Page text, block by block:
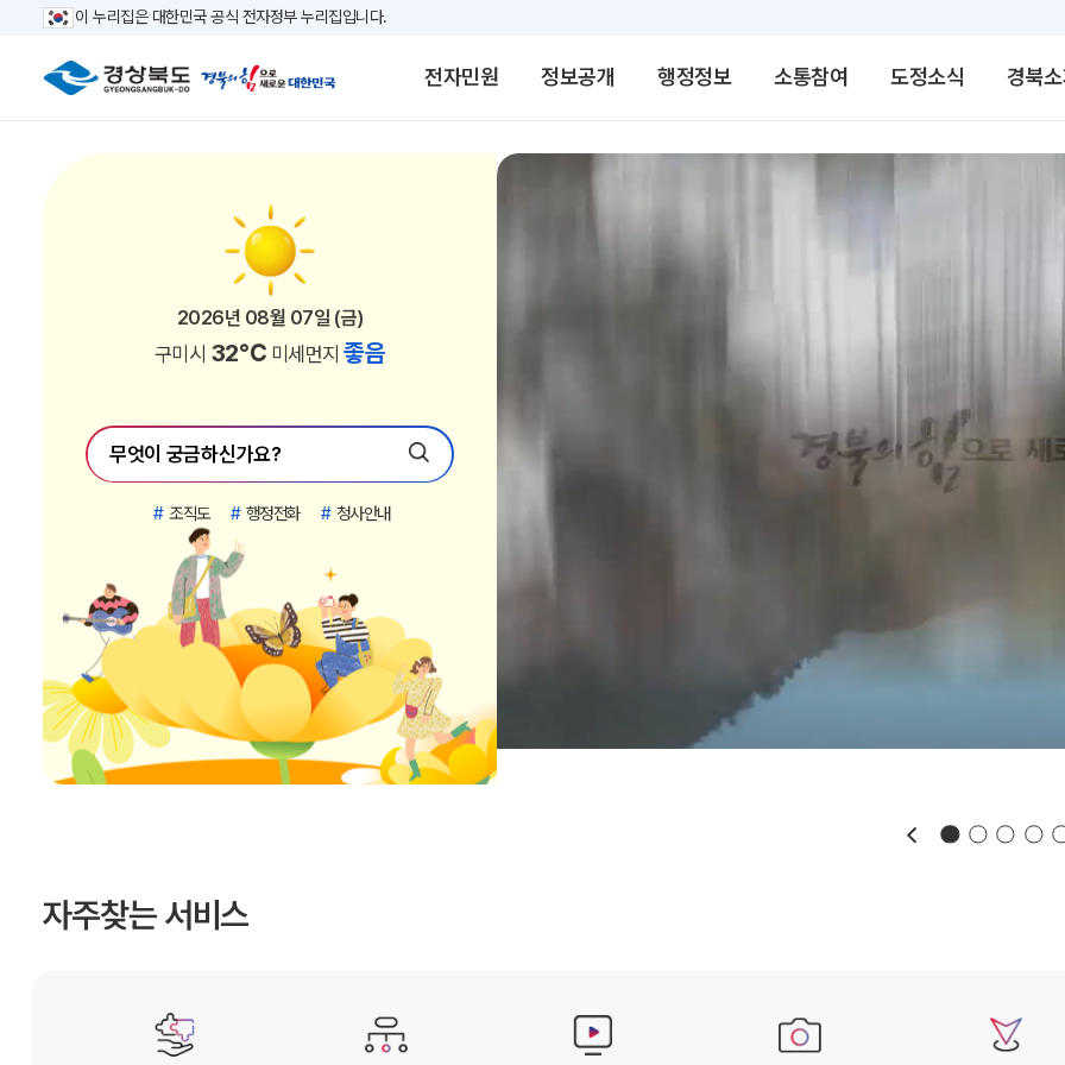
이 누리집은 대한민국 공식 전자정부 누리집입니다.
전자민원 정보공개 행정정보 소통참여 도정소식 경북
2026년 08월 07일 (금)
포항시31℃미세먼지 좋음
2026년 08월 07일 (금)
경주시31℃미세먼지 좋음
2026년 08월 07일 (금)
김천시 30℃ 미세먼지좋음
2026년 08월 07일 (금)
안동시 30℃ 미세먼지좋음
2026년 08월 07일 (금)
구미시 32℃ 미세먼지좋음
2026년 08월 07일 (금)
영주시 28℃ 미세먼지좋음
2026년 08월 07일 (금)
영천시 32℃ 미세먼지좋음
2026년 08월 07일 (금)
상주시 29℃ 미세먼지좋음
2026년 08월 07일 (금)
문경시 28℃ 미세먼지좋음
2026년 08월 07일 (금)
경산시 34℃ 미세먼지좋음
2026년 08월 07일 (금)
의성군31℃미세먼지 좋음
2026년 08월 07일 (금)
청송군 29℃ 미세먼지좋음
2026년 08월 07일 (금)
영양군 28℃ 미세먼지좋음
2026년 08월 07일 (금)
영덕군 27℃미세먼지 좋음
2026년 08월 07일 (금)
청도군 33℃ 미세먼지좋음
2026년 08월 07일 (금)
고령군 33℃ 미세먼지좋음
2026년 08월 07일 (금)
성주군 32℃ 미세먼지좋음
2026년 08월 07일 (금)
칠곡군 33℃ 미세먼지좋음
2026년 08월 07일 (금)
봉화군 27℃미세먼지 좋음
2026년 08월 07일 (금)
예천군 29℃ 미세먼지좋음
2026년 08월 07일 (금)
울진군 28℃ 미세먼지좋음
2026년 08월 07일 (금)
울릉군 27℃미세먼지 좋음
# 조직도 # 행정전화 # 청사안내
자주찾는 서비스